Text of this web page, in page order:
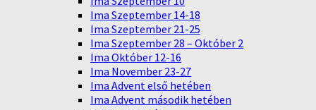
Ima Szeptember 14-18
Ima Szeptember 21-25
Ima Szeptember 28 – Október 2
Ima Október 12-16
Ima November 23-27
Ima Advent első hetében
Ima Advent második hetében